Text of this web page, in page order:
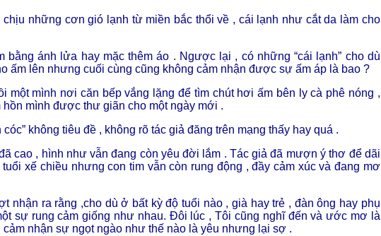
những cơn gió lạnh từ miền bắc thổi về , cái lạnh như cắt da làm cho
ánh lửa hay mặc thêm áo . Ngược lại , có những “cái lạnh” cho dù
ấm lên nhưng cuối cùng cũng không cảm nhận được sự ấm áp là bao ?
một mình nơi căn bếp vắng lặng để tìm chút hơi ấm bên ly cà phê nóng ,
mình được thư giãn cho một ngày mới .
không tiêu đề , không rõ tác giả đăng trên mạng thấy hay quá .
cao , hình như vẫn đang còn yêu đời lắm . Tác giả đã mượn ý thơ để dãi
xế chiều nhưng con tim vẫn còn rung động , đầy cảm xúc và đang mơ
nhận ra rằng ,cho dù ở bất kỳ độ tuổi nào , già hay trẻ , đàn ông hay phụ
sự rung cảm giống như nhau. Đôi lúc , Tôi cũng nghĩ đến và ước mơ là
nhận sự ngọt ngào như thế nào là yêu nhưng lại sợ .